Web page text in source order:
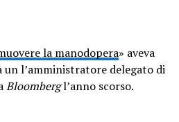
la manodopera» aveva
l’amministratore delegato di
Bloombergl’anno scorso.